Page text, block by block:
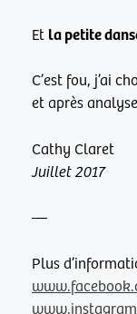
Et la petite
C’est fou, j’ai
et après
Cathy Claret
Juillet 2017
—
Plus